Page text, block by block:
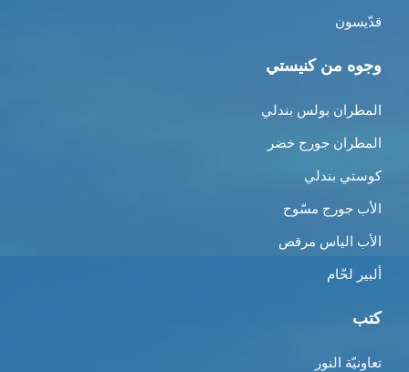
قدّيسون
وجوه من كنيستي
المطران بولس بندلي
المطران جورج خضر
كوستي بندلي
الأب جورج مسّوح
الأب الياس مرقص
ألبير لحّام
كتب
تعاونيّة النور